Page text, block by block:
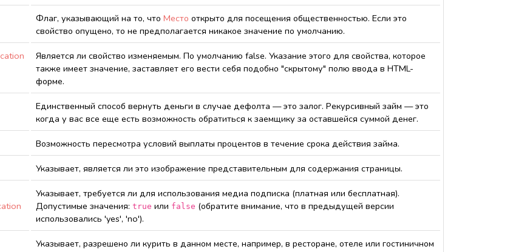
Флаг, указывающий на то, что Место открыто для посещения общественностью. Если это
свойство опущено, то не предполагается никакое значение по умолчанию.
Является ли свойство изменяемым. По умолчанию false. Указание этого для свойства, которое
также имеет значение, заставляет его вести себя подобно "скрытому" полю ввода в HTML-
форме.
Единственный способ вернуть деньги в случае дефолта — это залог. Рекурсивный займ — это
когда у вас все еще есть возможность обратиться к заемщику за оставшейся суммой денег.
Возможность пересмотра условий выплаты процентов в течение срока действия займа.
Указывает, является ли это изображение представительным для содержания страницы.
Указывает, требуется ли для использования медиа подписка (платная или бесплатная).
Допустимые значения: true или false (обратите внимание, что в предыдущей версии
использовались 'yes', 'no').
Указывает, разрешено ли курить в данном месте, например, в ресторане, отеле или гостиничном